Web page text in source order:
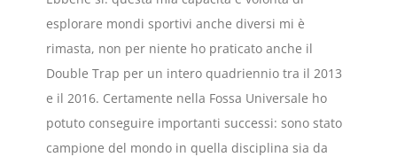
esplorare mondi sportivi anche diversi mi è
rimasta, non per niente ho praticato anche il
Double Trap per un intero quadriennio tra il 2013
e il 2016. Certamente nella Fossa Universale ho
potuto conseguire importanti successi: sono stato
campione del mondo in quella disciplina sia da